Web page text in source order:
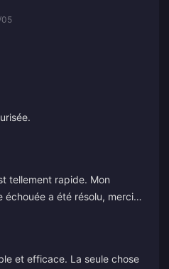
tellement rapide. Mon
échouée a été résolu, merci
et efficace. La seule chose